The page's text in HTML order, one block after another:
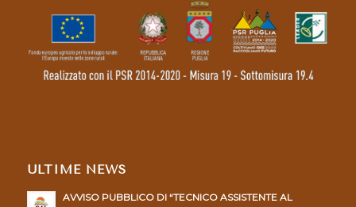
ULTIME NEWS
AVVISO PUBBLICO DI “TECNICO ASSISTENTE AL